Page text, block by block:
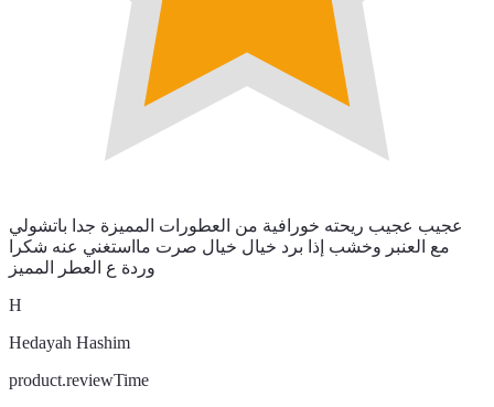
عجيب عجيب ريحته خورافية من العطورات المميزة جدا باتشولي
مع العنبر وخشب إذا برد خيال خيال صرت مااستغني عنه شكرا
وردة ع العطر المميز
H
Hedayah Hashim
product.reviewTime